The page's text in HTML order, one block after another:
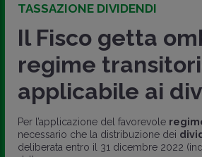
TASSAZIONE DIVIDENDI
Il Fisco getta
regime
applicabile ai
Per l’applicazione del favorevole
necessario che la distribuzione dei
deliberata entro il 31 dicembre 2022